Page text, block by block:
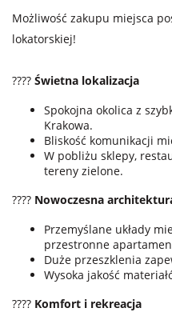
Możliwość zakupu miejsca
lokatorskiej!
???? Świetna lokalizacja
Spokojna okolica z
Krakowa.
Bliskość komunikacji
W pobliżu sklepy,
tereny zielone.
???? Nowoczesna
Przemyślane układy
przestronne
Duże przeszklenia
Wysoka jakość
???? Komfort i rekreacja